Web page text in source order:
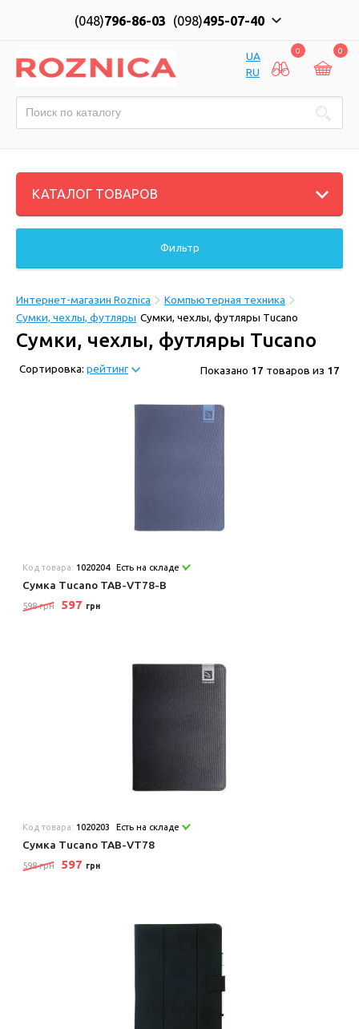
(048)796-86-03 (098)495-07-40
UA
RU
0 0
КАТАЛОГ ТОВАРОВ
Фильтр
Интернет-магазин Roznica
Компьютерная техника
Сумки, чехлы, футляры Сумки, чехлы, футляры Tucano
Сумки, чехлы, футляры Tucano
Сортировка: рейтинг Показано 17 товаров из 17
Код товара: 1020204 Есть на складе
Сумка Tucano TAB-VT78-B
598 грн 597 грн
Код товара: 1020203 Есть на складе
Сумка Tucano TAB-VT78
598 грн 597 грн